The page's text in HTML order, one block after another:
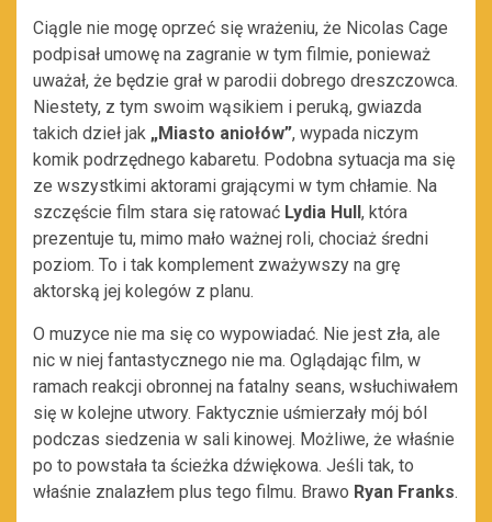
Ciągle nie mogę oprzeć się wrażeniu, że Nicolas Cage
podpisał umowę na zagranie w tym filmie, ponieważ
uważał, że będzie grał w parodii dobrego dreszczowca.
Niestety, z tym swoim wąsikiem i peruką, gwiazda
takich dzieł jak „Miasto aniołów”, wypada niczym
komik podrzędnego kabaretu. Podobna sytuacja ma się
ze wszystkimi aktorami grającymi w tym chłamie. Na
szczęście film stara się ratować Lydia Hull , która
prezentuje tu, mimo mało ważnej roli, chociaż średni
poziom. To i tak komplement zważywszy na grę
aktorską jej kolegów z planu.
O muzyce nie ma się co wypowiadać. Nie jest zła, ale
nic w niej fantastycznego nie ma. Oglądając film, w
ramach reakcji obronnej na fatalny seans, wsłuchiwałem
się w kolejne utwory. Faktycznie uśmierzały mój ból
podczas siedzenia w sali kinowej. Możliwe, że właśnie
po to powstała ta ścieżka dźwiękowa. Jeśli tak, to
właśnie znalazłem plus tego filmu. Brawo Ryan Franks.